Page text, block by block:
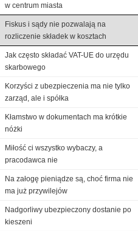
w centrum miasta
Fiskus i sądy nie pozwalają na
rozliczenie składek w kosztach
Jak często składać VAT-UE do urzędu
skarbowego
Korzyści z ubezpieczenia ma nie tylko
zarząd, ale i spółka
Kłamstwo w dokumentach ma krótkie
nóżki
Miłość ci wszystko wybaczy, a
pracodawca nie
Na załogę pieniądze są, choć firma nie
ma już przywilejów
Nadgorliwy ubezpieczony dostanie po
kieszeni